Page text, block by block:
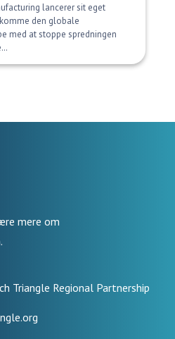
lancerer sit eget
den globale
med at stoppe spredningen
mere om
Triangle Regional Partnership